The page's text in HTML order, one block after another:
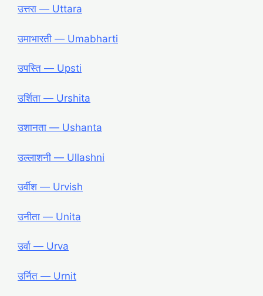
उत्तरा ― Uttara
उमाभारती ― Umabharti
उपस्ति ― Upsti
उर्शिता ― Urshita
उशानता ― Ushanta
उल्लाशनी ― Ullashni
उर्वीश ― Urvish
उनीता ― Unita
उर्वा ― Urva
उर्नित ― Urnit